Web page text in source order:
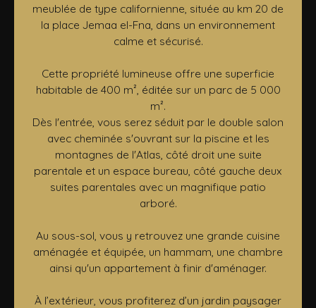
meublée de type californienne, située au km 20 de
la place Jemaa el-Fna, dans un environnement
calme et sécurisé.
Cette propriété lumineuse offre une superficie
habitable de 400 m², éditée sur un parc de 5 000
m².
Dès l'entrée, vous serez séduit par le double salon
avec cheminée s'ouvrant sur la piscine et les
montagnes de l'Atlas, côté droit une suite
parentale et un espace bureau, côté gauche deux
suites parentales avec un magnifique patio
arboré.
Au sous-sol, vous y retrouvez une grande cuisine
aménagée et équipée, un hammam, une chambre
ainsi qu'un appartement à finir d'aménager.
À l’extérieur, vous profiterez d’un jardin paysager